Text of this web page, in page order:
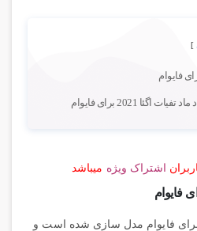
2021 برای فایوام
اشتراک ویژه میباشد
مود ماد فیات اگئا 2021 برای فایوام مدل سازی شده است و